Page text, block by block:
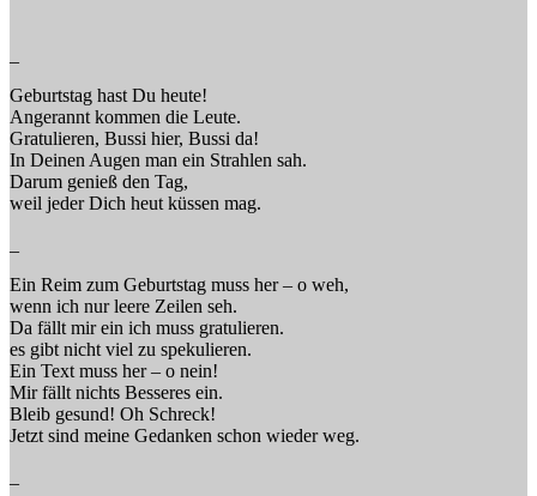
Geburtstag hast Du heute!
Angerannt kommen die Leute.
Gratulieren, Bussi hier, Bussi da!
In Deinen Augen man ein Strahlen sah.
Darum genieß den Tag,
weil jeder Dich heut küssen mag.
Ein Reim zum Geburtstag muss her – o weh,
wenn ich nur leere Zeilen seh.
Da fällt mir ein ich muss gratulieren.
es gibt nicht viel zu spekulieren.
Ein Text muss her – o nein!
Mir fällt nichts Besseres ein.
Bleib gesund! Oh Schreck!
Jetzt sind meine Gedanken schon wieder weg.